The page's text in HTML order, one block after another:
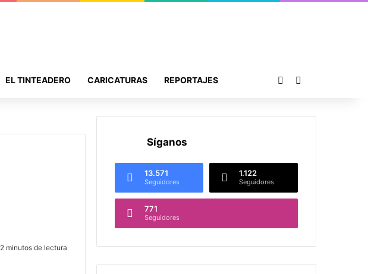
EL TINTEADERO CARICATURAS REPORTAJES Publicación al azar
2 minutos de lectura
Síganos
13.571
Seguidores
1.122
Seguidores
771
Seguidores